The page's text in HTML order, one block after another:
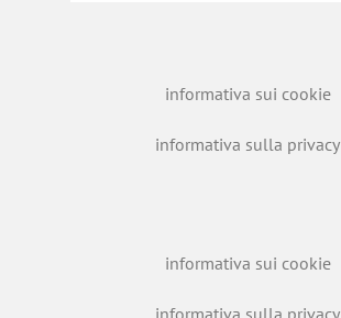
informativa sui cookie
informativa sulla privacy
informativa sui cookie
informativa sulla privacy